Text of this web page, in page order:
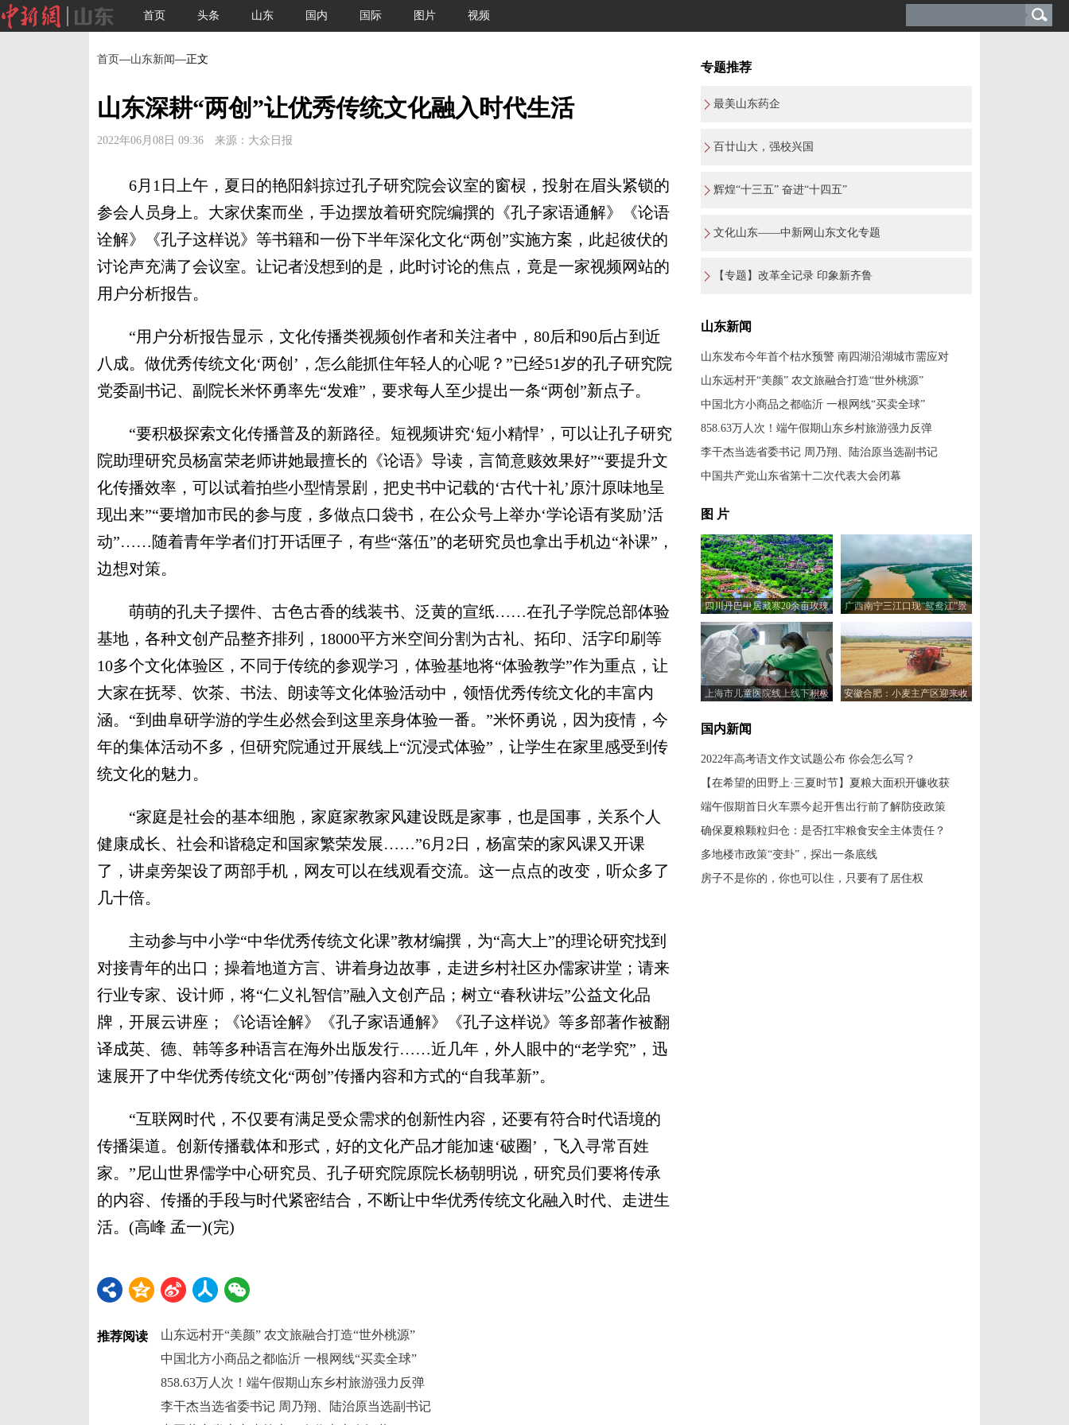
首页 头条 山东 国内 国际 图片 视频
首页—山东新闻—正文
山东深耕“两创”让优秀传统文化融入时代生活
2022年06月08日 09:36 来源：大众日报
6月1日上午，夏日的艳阳斜掠过孔子研究院会议室的窗棂，投射在眉头紧锁的
参会人员身上。大家伏案而坐，手边摆放着研究院编撰的《孔子家语通解》《论语
诠解》《孔子这样说》等书籍和一份下半年深化文化“两创”实施方案，此起彼伏的
讨论声充满了会议室。让记者没想到的是，此时讨论的焦点，竟是一家视频网站的
用户分析报告。
“用户分析报告显示，文化传播类视频创作者和关注者中，80后和90后占到近
八成。做优秀传统文化‘两创’，怎么能抓住年轻人的心呢？”已经51岁的孔子研究院
党委副书记、副院长米怀勇率先“发难”，要求每人至少提出一条“两创”新点子。
“要积极探索文化传播普及的新路径。短视频讲究‘短小精悍’，可以让孔子研究
院助理研究员杨富荣老师讲她最擅长的《论语》导读，言简意赅效果好”“要提升文
化传播效率，可以试着拍些小型情景剧，把史书中记载的‘古代十礼’原汁原味地呈
现出来”“要增加市民的参与度，多做点口袋书，在公众号上举办‘学论语有奖励’活
动”……随着青年学者们打开话匣子，有些“落伍”的老研究员也拿出手机边“补课”，
边想对策。
萌萌的孔夫子摆件、古色古香的线装书、泛黄的宣纸……在孔子学院总部体验
基地，各种文创产品整齐排列，18000平方米空间分割为古礼、拓印、活字印刷等
10多个文化体验区，不同于传统的参观学习，体验基地将“体验教学”作为重点，让
大家在抚琴、饮茶、书法、朗读等文化体验活动中，领悟优秀传统文化的丰富内
涵。“到曲阜研学游的学生必然会到这里亲身体验一番。”米怀勇说，因为疫情，今
年的集体活动不多，但研究院通过开展线上“沉浸式体验”，让学生在家里感受到传
统文化的魅力。
“家庭是社会的基本细胞，家庭家教家风建设既是家事，也是国事，关系个人
健康成长、社会和谐稳定和国家繁荣发展……”6月2日，杨富荣的家风课又开课
了，讲桌旁架设了两部手机，网友可以在线观看交流。这一点点的改变，听众多了
几十倍。
主动参与中小学“中华优秀传统文化课”教材编撰，为“高大上”的理论研究找到
对接青年的出口；操着地道方言、讲着身边故事，走进乡村社区办儒家讲堂；请来
行业专家、设计师，将“仁义礼智信”融入文创产品；树立“春秋讲坛”公益文化品
牌，开展云讲座；《论语诠解》《孔子家语通解》《孔子这样说》等多部著作被翻
译成英、德、韩等多种语言在海外出版发行……近几年，外人眼中的“老学究”，迅
速展开了中华优秀传统文化“两创”传播内容和方式的“自我革新”。
“互联网时代，不仅要有满足受众需求的创新性内容，还要有符合时代语境的
传播渠道。创新传播载体和形式，好的文化产品才能加速‘破圈’，飞入寻常百姓
家。”尼山世界儒学中心研究员、孔子研究院原院长杨朝明说，研究员们要将传承
的内容、传播的手段与时代紧密结合，不断让中华优秀传统文化融入时代、走进生
活。(高峰 孟一)(完)
推荐阅读
山东远村开“美颜” 农文旅融合打造“世外桃源”
中国北方小商品之都临沂 一根网线“买卖全球”
858.63万人次！端午假期山东乡村旅游强力反弹
李干杰当选省委书记 周乃翔、陆治原当选副书记
专题推荐
最美山东药企
百廿山大，强校兴国
辉煌“十三五” 奋进“十四五”
文化山东——中新网山东文化专题
【专题】改革全记录 印象新齐鲁
山东新闻
山东发布今年首个枯水预警 南四湖沿湖城市需应对
山东远村开“美颜” 农文旅融合打造“世外桃源”
中国北方小商品之都临沂 一根网线“买卖全球”
858.63万人次！端午假期山东乡村旅游强力反弹
李干杰当选省委书记 周乃翔、陆治原当选副书记
中国共产党山东省第十二次代表大会闭幕
图 片
四川丹巴甲居藏寨20余亩玫瑰
花盛开美如画
广西南宁三江口现“鸳鸯江”景
上海市儿童医院线上线下积极
安徽合肥：小麦主产区迎来收
国内新闻
2022年高考语文作文试题公布 你会怎么写？
【在希望的田野上·三夏时节】夏粮大面积开镰收获
端午假期首日火车票今起开售出行前了解防疫政策
确保夏粮颗粒归仓：是否扛牢粮食安全主体责任？
多地楼市政策“变卦”，探出一条底线
房子不是你的，你也可以住，只要有了居住权